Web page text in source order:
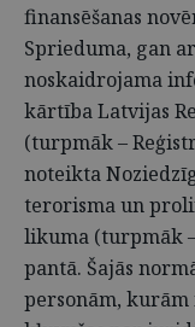
finansēšanas
Sprieduma, gan
noskaidrojama
kārtība Latvijas
(turpmāk –
noteikta
terorisma un
likuma (turpmāk
pantā. Šajās
personām,